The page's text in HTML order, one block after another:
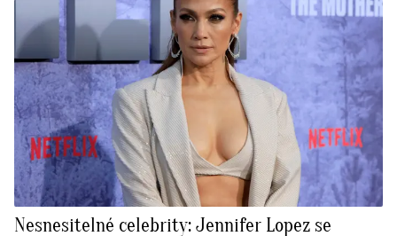
Nesnesitelné celebrity: Jennifer Lopez se